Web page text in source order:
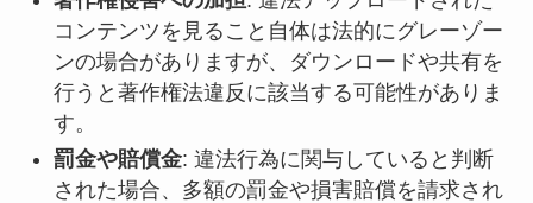
コンテンツを見ること自体は法的にグレーゾー
ンの場合がありますが、ダウンロードや共有を
行うと著作権法違反に該当する可能性がありま
す。
罰金や賠償金: 違法行為に関与していると判断
された場合、多額の罰金や損害賠償を請求され